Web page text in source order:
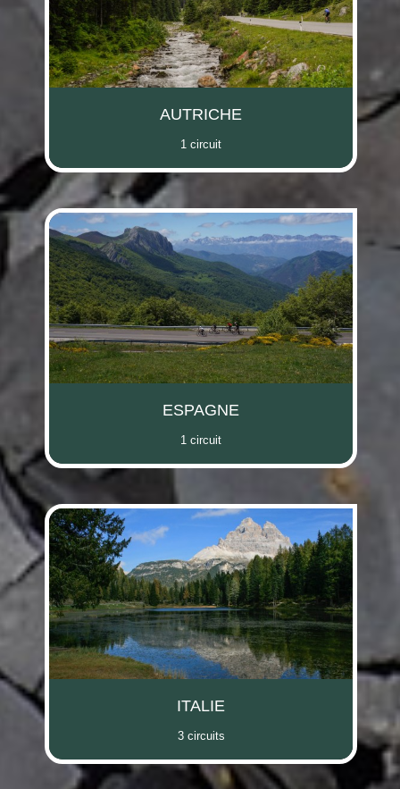
AUTRICHE
1 circuit
ESPAGNE
1 circuit
ITALIE
3 circuits